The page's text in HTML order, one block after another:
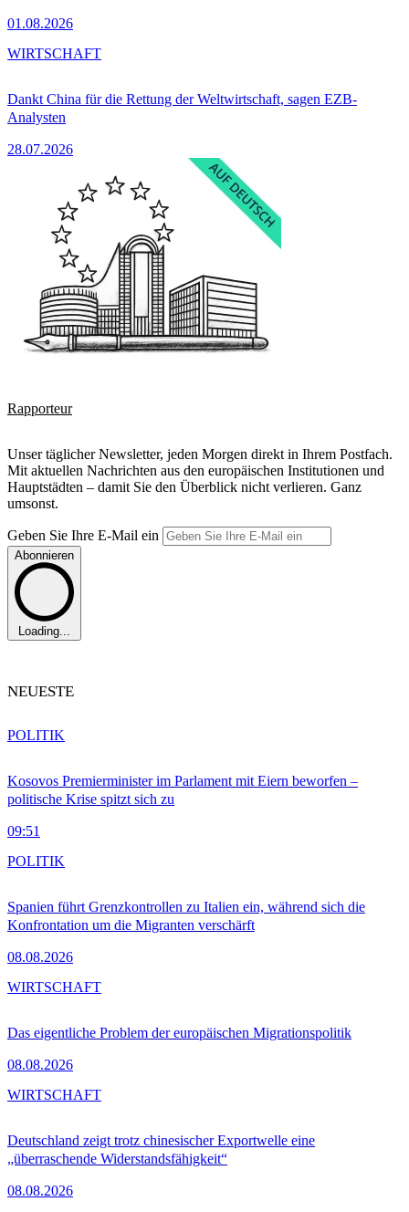
01.08.2026
Dankt China für die Rettung der Weltwirtschaft, sagen EZB-
Analysten
28.07.2026
WIRTSCHAFT
Rapporteur
Unser täglicher Newsletter, jeden Morgen direkt in Ihrem Postfach.
Mit aktuellen Nachrichten aus den europäischen Institutionen und
Hauptstädten – damit Sie den Überblick nicht verlieren. Ganz
umsonst.
Geben Sie Ihre E-Mail ein
Abonnieren
Loading...
NEUESTE
Kosovos Premierminister im Parlament mit Eiern beworfen –
politische Krise spitzt sich zu
09:51
POLITIK
Spanien führt Grenzkontrollen zu Italien ein, während sich die
Konfrontation um die Migranten verschärft
08.08.2026
POLITIK
Das eigentliche Problem der europäischen Migrationspolitik
08.08.2026
WIRTSCHAFT
Deutschland zeigt trotz chinesischer Exportwelle eine
„überraschende Widerstandsfähigkeit“
08.08.2026
WIRTSCHAFT